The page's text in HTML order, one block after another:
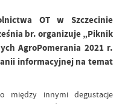
OT w Szczecinie
br. organizuje „Piknik
AgroPomerania 2021 r.
informacyjnej na temat
między innymi degustacje